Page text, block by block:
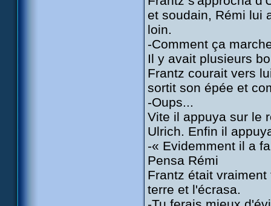
et soudain, Rémi lui
loin.
-Comment ça
Il y avait plusieurs
Frantz courait vers
sortit son épée et
-Oups...
Vite il appuya sur le
Ulrich. Enfin il
-« Evidemment il a
Pensa Rémi
Frantz était
terre et l'écrasa.